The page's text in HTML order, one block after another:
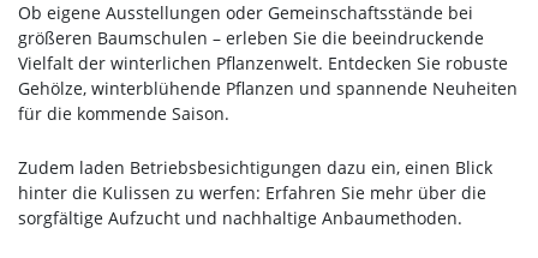
Ob eigene Ausstellungen oder Gemeinschaftsstände bei
größeren Baumschulen – erleben Sie die beeindruckende
Vielfalt der winterlichen Pflanzenwelt. Entdecken Sie robuste
Gehölze, winterblühende Pflanzen und spannende Neuheiten
für die kommende Saison.
Zudem laden Betriebsbesichtigungen dazu ein, einen Blick
hinter die Kulissen zu werfen: Erfahren Sie mehr über die
sorgfältige Aufzucht und nachhaltige Anbaumethoden.